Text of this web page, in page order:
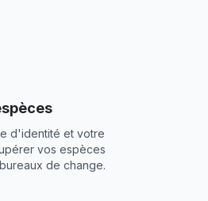
d'identité et votre
vos espèces
de change.